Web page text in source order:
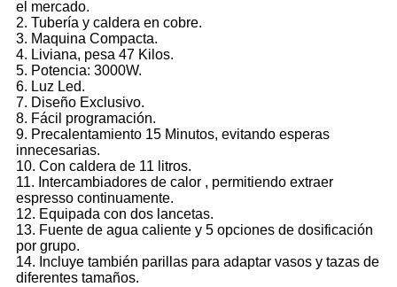
el mercado.
2. Tubería y caldera en cobre.
3. Maquina Compacta.
4. Liviana, pesa 47 Kilos.
5. Potencia: 3000W.
6. Luz Led.
7. Diseño Exclusivo.
8. Fácil programación.
9. Precalentamiento 15 Minutos, evitando esperas
innecesarias.
10. Con caldera de 11 litros.
11. Intercambiadores de calor , permitiendo extraer
espresso continuamente.
12. Equipada con dos lancetas.
13. Fuente de agua caliente y 5 opciones de dosificación
por grupo.
14. Incluye también parillas para adaptar vasos y tazas de
diferentes tamaños.